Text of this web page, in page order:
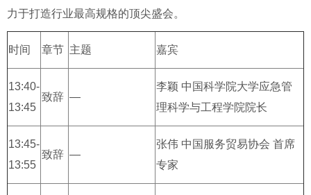
力于打造行业最高规格的顶尖盛会。
时间 章节 主题 嘉宾
13:40-
13:45
致辞 —
李颖 中国科学院大学应急管
理科学与工程学院院长
13:45-
13:55
致辞 —
张伟 中国服务贸易协会 首席
专家